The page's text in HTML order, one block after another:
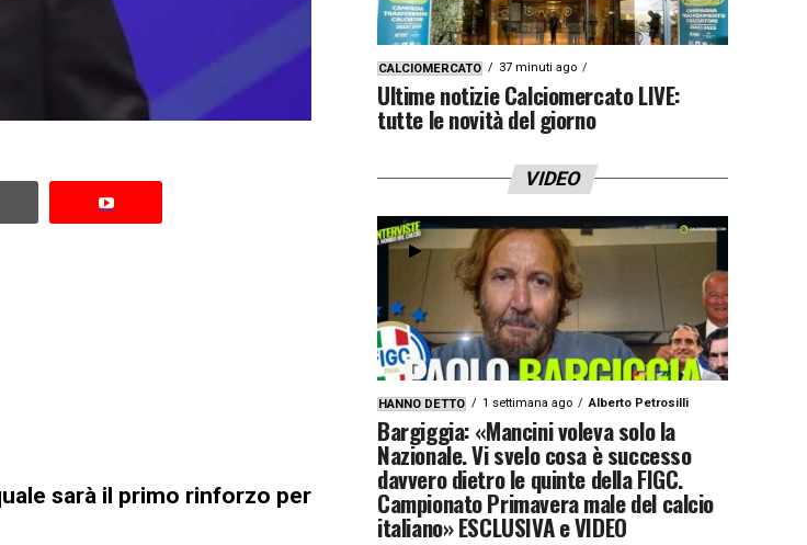
sarà il primo rinforzo per
CALCIOMERCATO 37 minuti ago
Ultime notizie Calciomercato LIVE:
tutte le novità del giorno
VIDEO
HANNO DETTO 1 settimana ago Alberto Petrosilli
Bargiggia: «Mancini voleva solo la
Nazionale. Vi svelo cosa è successo
davvero dietro le quinte della FIGC.
Campionato Primavera male del calcio
italiano» ESCLUSIVA e VIDEO